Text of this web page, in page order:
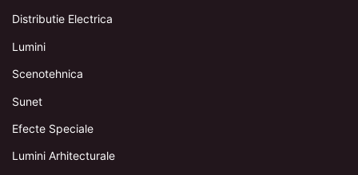
Distributie Electrica
Lumini
Scenotehnica
Sunet
Efecte Speciale
Lumini Arhitecturale